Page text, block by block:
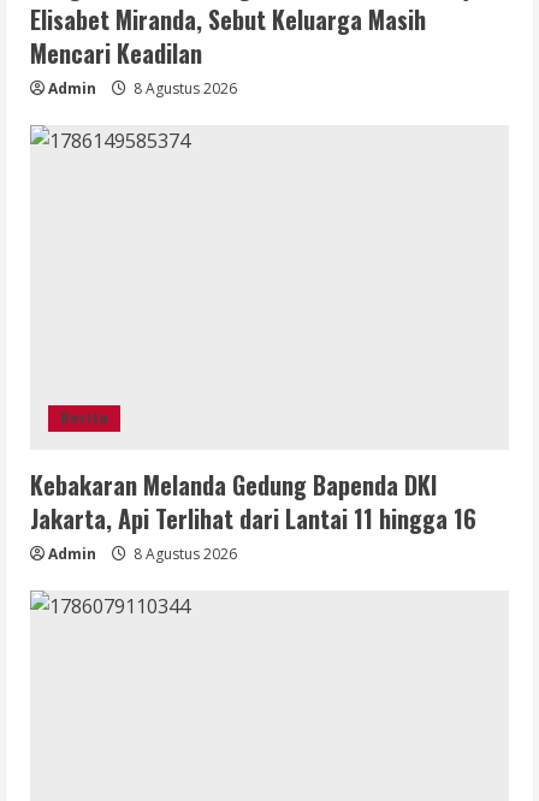
Elisabet Miranda, Sebut Keluarga Masih
Mencari Keadilan
Admin 8 Agustus 2026
Berita
Kebakaran Melanda Gedung Bapenda DKI
Jakarta, Api Terlihat dari Lantai 11 hingga 16
Admin 8 Agustus 2026